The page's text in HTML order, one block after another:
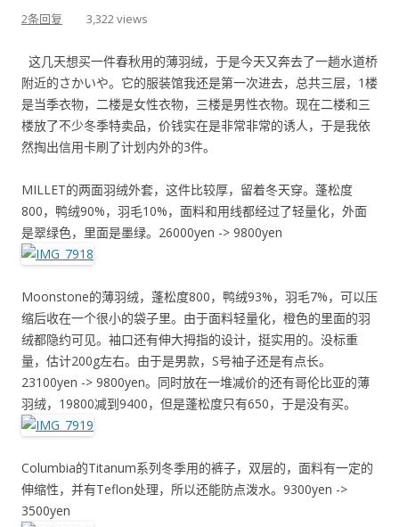
2条回复 3,322 views
这几天想买一件春秋用的薄羽绒，于是今天又奔去了一趟水道桥
附近的さかいや。它的服装馆我还是第一次进去，总共三层，1楼
是当季衣物，二楼是女性衣物，三楼是男性衣物。现在二楼和三
楼放了不少冬季特卖品，价钱实在是非常非常的诱人，于是我依
然掏出信用卡刷了计划内外的3件。
MILLET的两面羽绒外套，这件比较厚，留着冬天穿。蓬松度
800，鸭绒90%，羽毛10%，面料和用线都经过了轻量化，外面
是翠绿色，里面是墨绿。26000yen -> 9800yen
Moonstone的薄羽绒，蓬松度800，鸭绒93%，羽毛7%，可以压
缩后收在一个很小的袋子里。由于面料轻量化，橙色的里面的羽
绒都隐约可见。袖口还有伸大拇指的设计，挺实用的。没标重
量，估计200g左右。由于是男款，S号袖子还是有点长。
23100yen -> 9800yen。同时放在一堆减价的还有哥伦比亚的薄
羽绒，19800减到9400，但是蓬松度只有650，于是没有买。
Columbia的Titanum系列冬季用的裤子，双层的，面料有一定的
伸缩性，并有Teflon处理，所以还能防点泼水。9300yen ->
3500yen